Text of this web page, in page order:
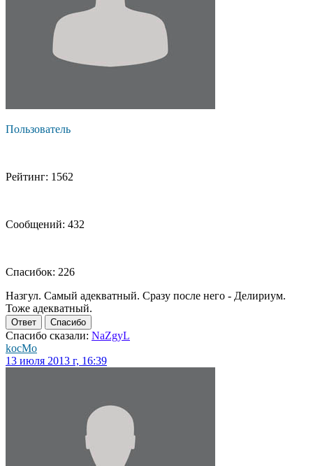
Пользователь
Рейтинг: 1562
Сообщений: 432
Спасибок: 226
Назгул. Самый адекватный. Сразу после него - Делириум.
Тоже адекватный.
Ответ Спасибо
Спасибо сказали: NaZgyL
kocMo
13 июля 2013 г, 16:39